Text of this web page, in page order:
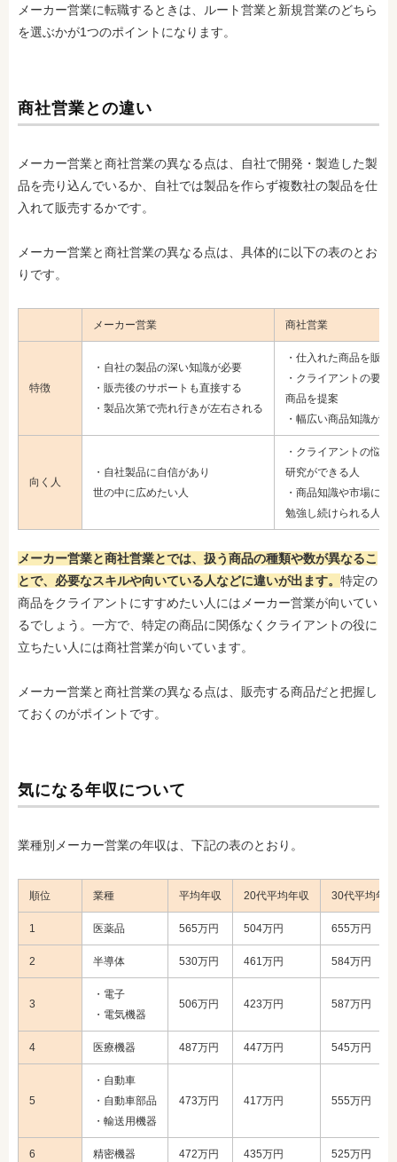
メーカー営業に転職するときは、ルート営業と新規営業のどちら
を選ぶかが1つのポイントになります。
商社営業との違い
メーカー営業と商社営業の異なる点は、自社で開発・製造した製
品を売り込んでいるか、自社では製品を作らず複数社の製品を仕
入れて販売するかです。
メーカー営業と商社営業の異なる点は、具体的に以下の表のとお
りです。
メーカー営業 商社営業
特徴
・自社の製品の深い知識が必要
・販売後のサポートも直接する
・製品次第で売れ行きが左右される
・仕入れた商品を販売
・クライアントの要望
商品を提案
・幅広い商品知識が必
向く人
・自社製品に自信があり
世の中に広めたい人
・クライアントの悩
研究ができる人
・商品知識や市場に関
勉強し続けられる人
メーカー営業と商社営業とでは、扱う商品の種類や数が異なるこ
とで、必要なスキルや向いている人などに違いが出ます。 特定の
商品をクライアントにすすめたい人にはメーカー営業が向いてい
るでしょう。一方で、特定の商品に関係なくクライアントの役に
立ちたい人には商社営業が向いています。
メーカー営業と商社営業の異なる点は、販売する商品だと把握し
ておくのがポイントです。
気になる年収について
業種別メーカー営業の年収は、下記の表のとおり。
順位 業種 平均年収 20代平均年収 30代平均年収
1 医薬品 565万円 504万円 655万円
2 半導体 530万円 461万円 584万円
3
・電子
・電気機器
506万円 423万円 587万円
4 医療機器 487万円 447万円 545万円
5
・自動車
・自動車部品
・輸送用機器
473万円 417万円 555万円
6 精密機器 472万円 435万円 525万円